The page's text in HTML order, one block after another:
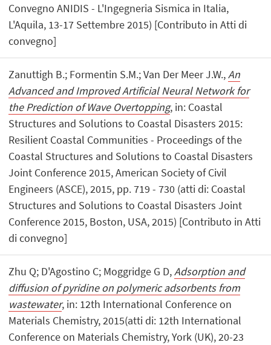
Convegno ANIDIS - L'Ingegneria Sismica in Italia,
L'Aquila, 13-17 Settembre 2015) [Contributo in Atti di
convegno]
Zanuttigh B.; Formentin S.M.; Van Der Meer J.W.,An
Advanced and Improved Artificial Neural Network for
the Prediction of Wave Overtopping, in: Coastal
Structures and Solutions to Coastal Disasters 2015:
Resilient Coastal Communities - Proceedings of the
Coastal Structures and Solutions to Coastal Disasters
Joint Conference 2015, American Society of Civil
Engineers (ASCE), 2015, pp. 719 - 730 (atti di: Coastal
Structures and Solutions to Coastal Disasters Joint
Conference 2015, Boston, USA, 2015) [Contributo in Atti
di convegno]
Zhu Q; D'Agostino C; Moggridge G D,Adsorption and
diffusion of pyridine on polymeric adsorbents from
wastewater, in: 12th International Conference on
Materials Chemistry, 2015(atti di: 12th International
Conference on Materials Chemistry, York (UK), 20-23